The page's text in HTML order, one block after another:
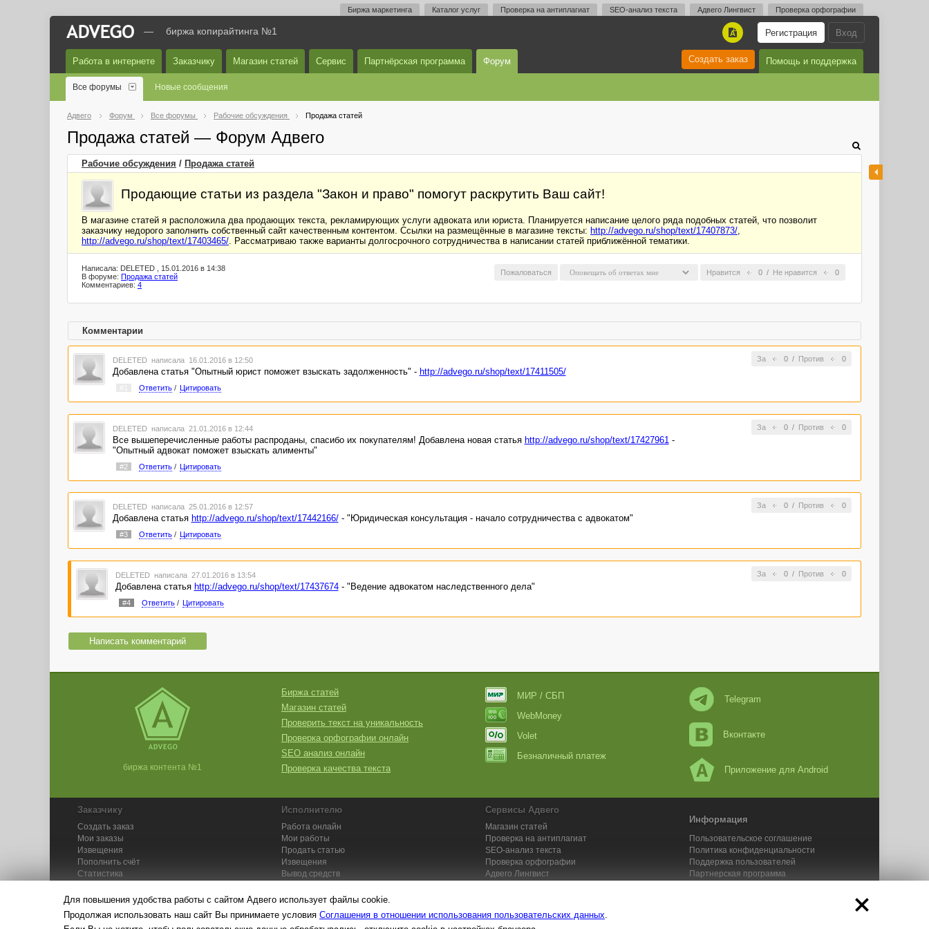
Биржа маркетинга Каталог услуг Проверка на антиплагиат SEO-анализ текста Адвего Лингвист Проверка орфографии
Вход
Регистрация
A
— биржа копирайтинга №1
Работа в интернете Заказчику Магазин статей Сервис Партнёрская программа Форум Помощь и поддержка
Создать заказ
Все форумы Новые сообщения
Адвего Форум Все форумы Рабочие обсуждения Продажа статей
Продажа статей — Форум Адвего
Рабочие обсуждения / Продажа статей
Продающие статьи из раздела "Закон и право" помогут раскрутить Ваш сайт!
В магазине статей я расположила два продающих текста, рекламирующих услуги адвоката или юриста. Планируется написание целого ряда подобных статей, что позволит
заказчику недорого заполнить собственный сайт качественным контентом. Ссылки на размещённые в магазине тексты: http://advego.ru/shop/text/17407873/,
http://advego.ru/shop/text/17403465/. Рассматриваю также варианты долгосрочного сотрудничества в написании статей приближённой тематики.
Нравится 0 / Не нравится 0
Пожаловаться
Написала: DELETED , 15.01.2016 в 14:38
В форуме: Продажа статей
Комментариев: 4
Комментарии
За 0/ Против 0
DELETED написала 16.01.2016 в 12:50
Добавлена статья "Опытный юрист поможет взыскать задолженность" - http://advego.ru/shop/text/17411505/
Ответить/ Цитировать
За 0/ Против 0
DELETED написала 21.01.2016 в 12:44
Все вышеперечисленные работы распроданы, спасибо их покупателям! Добавлена новая статья http://advego.ru/shop/text/17427961 -
"Опытный адвокат поможет взыскать алименты"
#2 Ответить/ Цитировать
За 0/ Против 0
DELETED написала 25.01.2016 в 12:57
Добавлена статья http://advego.ru/shop/text/17442166/- "Юридическая консультация - начало сотрудничества с адвокатом"
#3 Ответить/ Цитировать
За 0/ Против 0
DELETED написала 27.01.2016 в 13:54
Добавлена статья http://advego.ru/shop/text/17437674- "Ведение адвокатом наследственного дела"
#4 Ответить/ Цитировать
Написать комментарий
биржа контента №1
Биржа статей
Магазин статей
Проверить текст на уникальность
Проверка орфографии онлайн
SEO анализ онлайн
Проверка качества текста
МИР / СБП
WebMoney
Volet
Безналичный платеж
Telegram
Вконтакте
Приложение для Android
Заказчику
Создать заказ
Мои заказы
Извещения
Пополнить счёт
Статистика
Исполнителю
Работа онлайн
Мои работы
Продать статью
Извещения
Вывод средств
Сервисы Адвего
Магазин статей
Проверка на антиплагиат
SEO-анализ текста
Проверка орфографии
Адвего Лингвист
Информация
Пользовательское соглашение
Политика конфиденциальности
Поддержка пользователей
Партнерская программа
Для повышения удобства работы с сайтом Адвего использует файлы cookie.
Продолжая использовать наш сайт Вы принимаете условия Соглашения в отношении использования пользовательских данных